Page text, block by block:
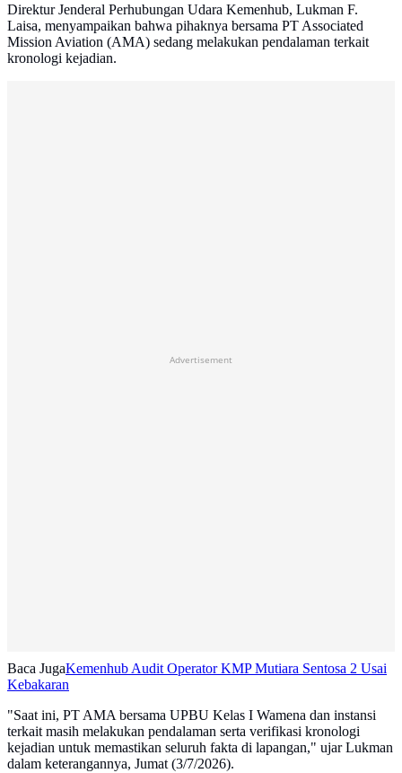
Direktur Jenderal Perhubungan Udara Kemenhub, Lukman F.
Laisa, menyampaikan bahwa pihaknya bersama PT Associated
Mission Aviation (AMA) sedang melakukan pendalaman terkait
kronologi kejadian.
Advertisement
Baca JugaKemenhub Audit Operator KMP Mutiara Sentosa 2 Usai
Kebakaran
"Saat ini, PT AMA bersama UPBU Kelas I Wamena dan instansi
terkait masih melakukan pendalaman serta verifikasi kronologi
kejadian untuk memastikan seluruh fakta di lapangan," ujar Lukman
dalam keterangannya, Jumat (3/7/2026).